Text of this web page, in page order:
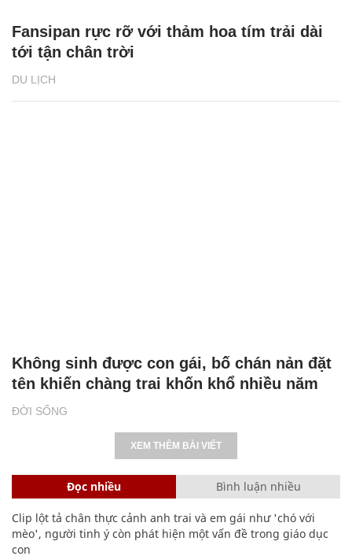
DU LỊCH
Fansipan rực rỡ với thảm hoa tím trải dài
tới tận chân trời
ĐỜI SỐNG
Không sinh được con gái, bố chán nản đặt
tên khiến chàng trai khốn khổ nhiều năm
XEM THÊM BÀI VIẾT
Đọc nhiều Bình luận nhiều
Clip lột tả chân thực cảnh anh trai và em gái như 'chó với
mèo', người tinh ý còn phát hiện một vấn đề trong giáo dục
con